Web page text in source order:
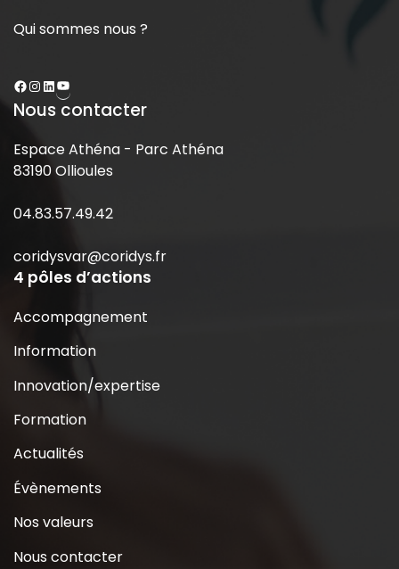
Qui sommes nous ?
Nous contacter
Espace Athéna - Parc Athéna
83190 Ollioules
04.83.57.49.42
coridysvar@coridys.fr
4 pôles d’actions
Accompagnement
Information
Innovation/expertise
Formation
Actualités
Évènements
Nos valeurs
Nous contacter